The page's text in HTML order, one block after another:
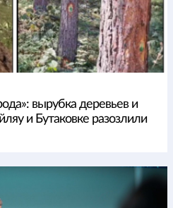
вырубка деревьев и
и Бутаковке разозлили